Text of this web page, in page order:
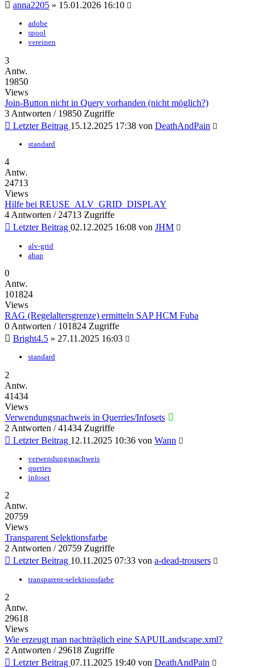
anna2205 » 15.01.2026 16:10
adobe
spool
vereinen
3
Antw.
19850
Views
Join-Button nicht in Query vorhanden (nicht möglich?)
3 Antworten / 19850 Zugriffe
Letzter Beitrag 15.12.2025 17:38 von DeathAndPain
standard
4
Antw.
24713
Views
Hilfe bei REUSE_ALV_GRID_DISPLAY
4 Antworten / 24713 Zugriffe
Letzter Beitrag 02.12.2025 16:08 von JHM
alv-grid
abap
0
Antw.
101824
Views
RAG (Regelaltersgrenze) ermitteln SAP HCM Fuba
0 Antworten / 101824 Zugriffe
Bright4.5 » 27.11.2025 16:03
standard
2
Antw.
41434
Views
Verwendungsnachweis in Querries/Infosets
2 Antworten / 41434 Zugriffe
Letzter Beitrag 12.11.2025 10:36 von Wann
verwendungsnachweis
queries
infoset
2
Antw.
20759
Views
Transparent Selektionsfarbe
2 Antworten / 20759 Zugriffe
Letzter Beitrag 10.11.2025 07:33 von a-dead-trousers
transparent-selektionsfarbe
2
Antw.
29618
Views
Wie erzeugt man nachträglich eine SAPUILandscape.xml?
2 Antworten / 29618 Zugriffe
Letzter Beitrag 07.11.2025 19:40 von DeathAndPain